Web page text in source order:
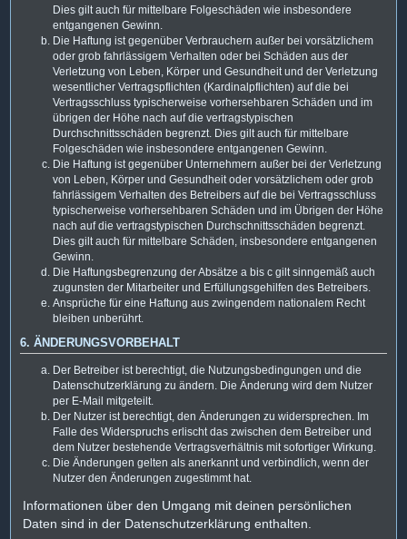
Dies gilt auch für mittelbare Folgeschäden wie insbesondere
entgangenen Gewinn.
Die Haftung ist gegenüber Verbrauchern außer bei vorsätzlichem
oder grob fahrlässigem Verhalten oder bei Schäden aus der
Verletzung von Leben, Körper und Gesundheit und der Verletzung
wesentlicher Vertragspflichten (Kardinalpflichten) auf die bei
Vertragsschluss typischerweise vorhersehbaren Schäden und im
übrigen der Höhe nach auf die vertragstypischen
Durchschnittsschäden begrenzt. Dies gilt auch für mittelbare
Folgeschäden wie insbesondere entgangenen Gewinn.
Die Haftung ist gegenüber Unternehmern außer bei der Verletzung
von Leben, Körper und Gesundheit oder vorsätzlichem oder grob
fahrlässigem Verhalten des Betreibers auf die bei Vertragsschluss
typischerweise vorhersehbaren Schäden und im Übrigen der Höhe
nach auf die vertragstypischen Durchschnittsschäden begrenzt.
Dies gilt auch für mittelbare Schäden, insbesondere entgangenen
Gewinn.
Die Haftungsbegrenzung der Absätze a bis c gilt sinngemäß auch
zugunsten der Mitarbeiter und Erfüllungsgehilfen des Betreibers.
Ansprüche für eine Haftung aus zwingendem nationalem Recht
bleiben unberührt.
6. ÄNDERUNGSVORBEHALT
Der Betreiber ist berechtigt, die Nutzungsbedingungen und die
Datenschutzerklärung zu ändern. Die Änderung wird dem Nutzer
per E-Mail mitgeteilt.
Der Nutzer ist berechtigt, den Änderungen zu widersprechen. Im
Falle des Widerspruchs erlischt das zwischen dem Betreiber und
dem Nutzer bestehende Vertragsverhältnis mit sofortiger Wirkung.
Die Änderungen gelten als anerkannt und verbindlich, wenn der
Nutzer den Änderungen zugestimmt hat.
Informationen über den Umgang mit deinen persönlichen
Daten sind in der Datenschutzerklärung enthalten.